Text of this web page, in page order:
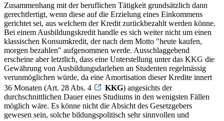
Zusammenhang mit der beruflichen Tätigkeit grundsätzlich dann
gerechtfertigt, wenn diese auf die Erzielung eines Einkommens
gerichtet sei, aus welchem der Kredit zurückbezahlt werden könne.
Bei einem Ausbildungskredit handle es sich weiter nicht um einen
klassischen Konsumkredit, der nach dem Motto "heute kaufen,
morgen bezahlen" aufgenommen werde. Ausschlaggebend
erscheine aber letztlich, dass eine Unterstellung unter das KKG die
Gewährung von Ausbildungsdarlehen an Studenten regelmässig
verunmöglichen würde, da eine Amortisation dieser Kredite innert
36 Monaten (Art. 28 Abs. 4
KKG) angesichts der
durchschnittlichen Dauer eines Studiums in den wenigsten Fällen
möglich wäre. Es könne nicht die Absicht des Gesetzgebers
gewesen sein, solche bildungspolitisch sehr sinnvollen und